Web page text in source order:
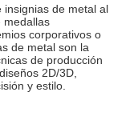
insignias de metal al
medallas
corporativos o
de metal son la
de producción
2D/3D,
y estilo.